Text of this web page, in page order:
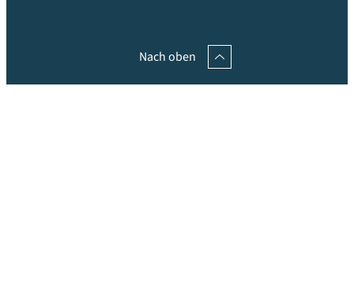
Nach oben